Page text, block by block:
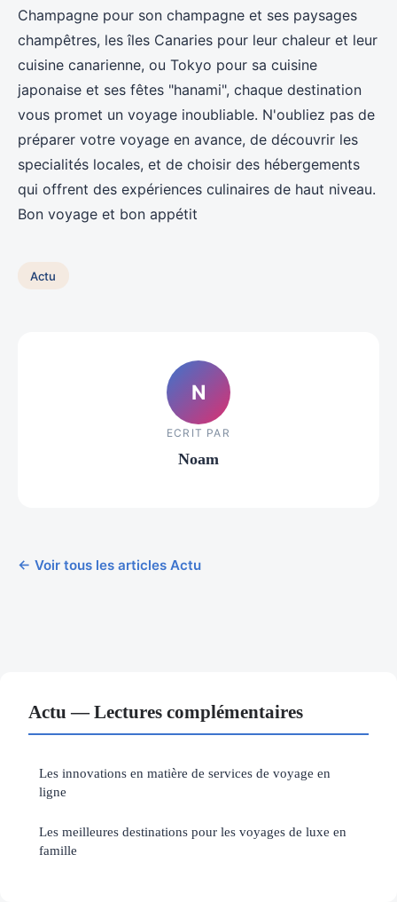
Champagne pour son champagne et ses paysages
champêtres, les îles Canaries pour leur chaleur et leur
cuisine canarienne, ou Tokyo pour sa cuisine
japonaise et ses fêtes "hanami", chaque destination
vous promet un voyage inoubliable. N'oubliez pas de
préparer votre voyage en avance, de découvrir les
specialités locales, et de choisir des hébergements
qui offrent des expériences culinaires de haut niveau.
Bon voyage et bon appétit
Actu
N
ECRIT PAR
Noam
← Voir tous les articles Actu
Actu — Lectures complémentaires
Les innovations en matière de services de voyage en
ligne
Les meilleures destinations pour les voyages de luxe en
famille